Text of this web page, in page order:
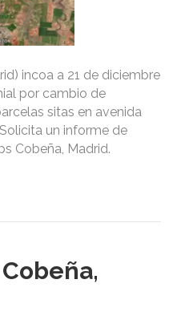
incoa a 21 de diciembre
por cambio de
sitas en avenida
un informe de
Cobeña, Madrid.